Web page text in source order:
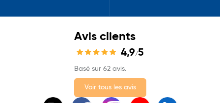
Avis clients
4,9/5
Basé sur 62 avis.
Voir tous les avis